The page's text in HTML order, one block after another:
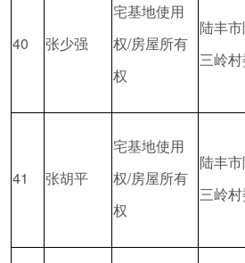
40 张少强
宅基地使用
权/房屋所有
权
陆丰
三岭
41 张胡平
宅基地使用
权/房屋所有
权
陆丰
三岭